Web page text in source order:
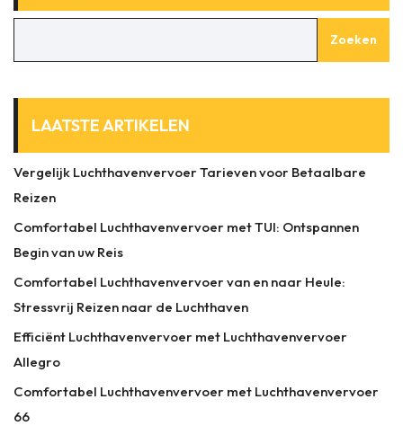
Zoeken
LAATSTE ARTIKELEN
Vergelijk Luchthavenvervoer Tarieven voor Betaalbare
Reizen
Comfortabel Luchthavenvervoer met TUI: Ontspannen
Begin van uw Reis
Comfortabel Luchthavenvervoer van en naar Heule:
Stressvrij Reizen naar de Luchthaven
Efficiënt Luchthavenvervoer met Luchthavenvervoer
Allegro
Comfortabel Luchthavenvervoer met Luchthavenvervoer
66